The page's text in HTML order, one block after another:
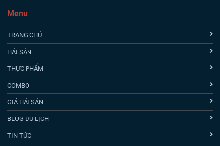
Menu
TRANG CHỦ
HẢI SẢN
THỰC PHẨM
COMBO
GIÁ HẢI SẢN
BLOG DU LỊCH
TIN TỨC